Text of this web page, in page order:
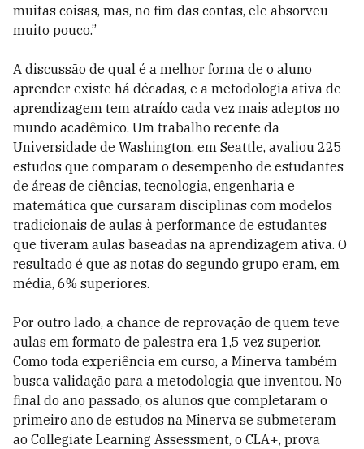
muitas coisas, mas, no fim das contas, ele absorveu
muito pouco.”
A discussão de qual é a melhor forma de o aluno
aprender existe há décadas, e a metodologia ativa de
aprendizagem tem atraído cada vez mais adeptos no
mundo acadêmico. Um trabalho recente da
Universidade de Washington, em Seattle, avaliou 225
estudos que comparam o desempenho de estudantes
de áreas de ciências, tecnologia, engenharia e
matemática que cursaram disciplinas com modelos
tradicionais de aulas à performance de estudantes
que tiveram aulas baseadas na aprendizagem ativa. O
resultado é que as notas do segundo grupo eram, em
média, 6% superiores.
Por outro lado, a chance de reprovação de quem teve
aulas em formato de palestra era 1,5 vez superior.
Como toda experiência em curso, a Minerva também
busca validação para a metodologia que inventou. No
final do ano passado, os alunos que completaram o
primeiro ano de estudos na Minerva se submeteram
ao Collegiate Learning Assessment, o CLA+, prova